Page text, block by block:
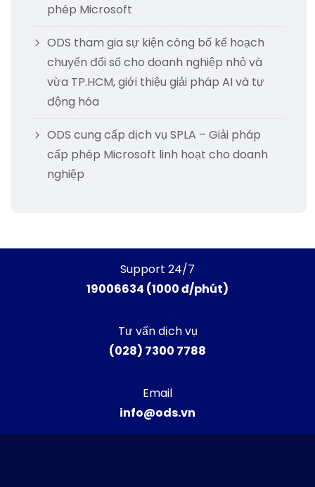
phép Microsoft
ODS tham gia sự kiện công bố kế hoạch
chuyển đổi số cho doanh nghiệp nhỏ và
vừa TP.HCM, giới thiệu giải pháp AI và tự
động hóa
ODS cung cấp dịch vụ SPLA – Giải pháp
cấp phép Microsoft linh hoạt cho doanh
nghiệp
Support 24/7
19006634 (1000 đ/phút)
Tư vấn dịch vụ
(028) 7300 7788
Email
info@ods.vn